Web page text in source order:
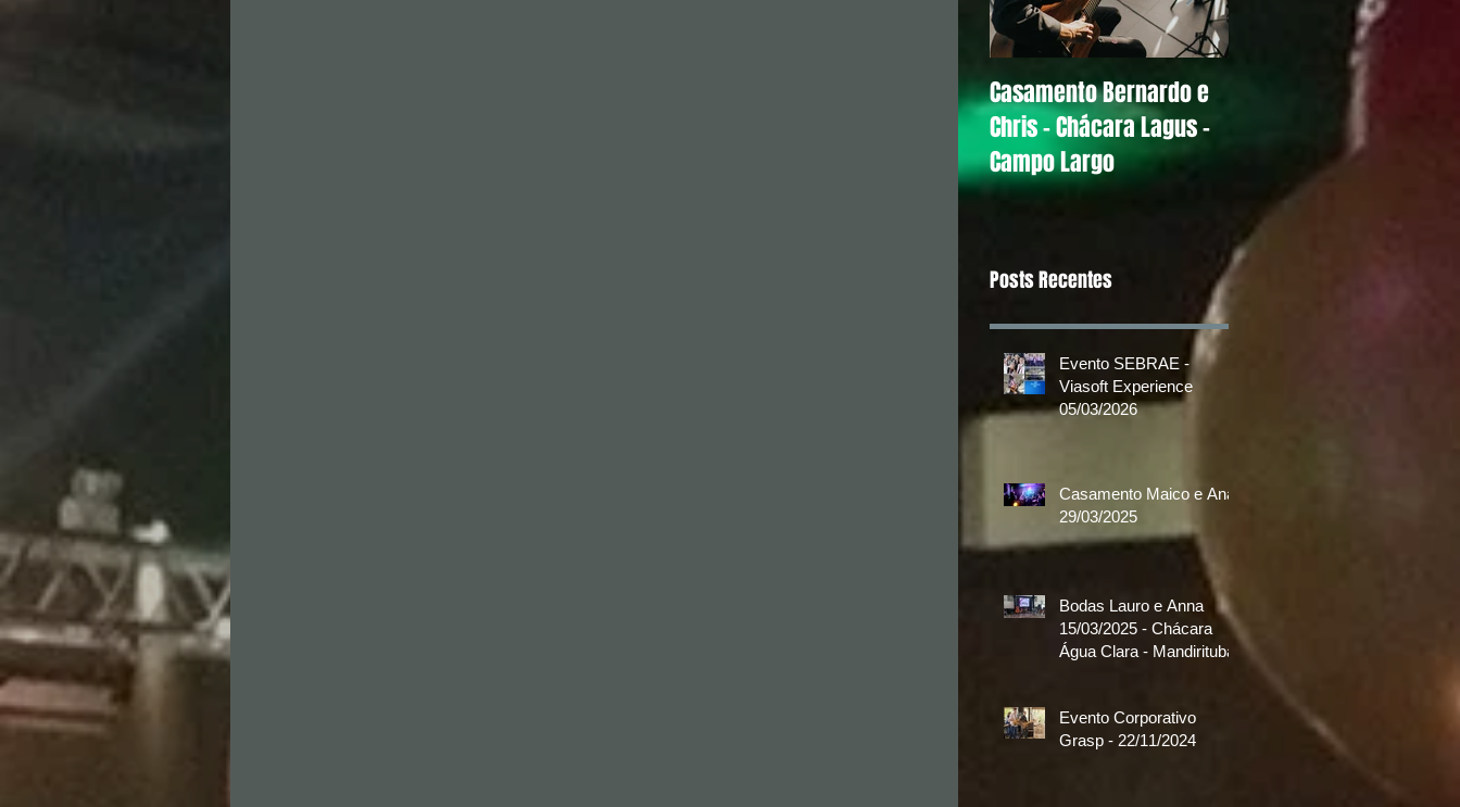
Casamento Bernardo e
Chris - Chácara Lagus -
Campo Largo
Alguns Depoimentos
Posts Recentes
Evento SEBRAE -
Viasoft Experience
05/03/2026
Casamento Maico e Ana
29/03/2025
Bodas Lauro e Anna
15/03/2025 - Chácara
Água Clara - Mandirituba
Evento Corporativo
Grasp - 22/11/2024